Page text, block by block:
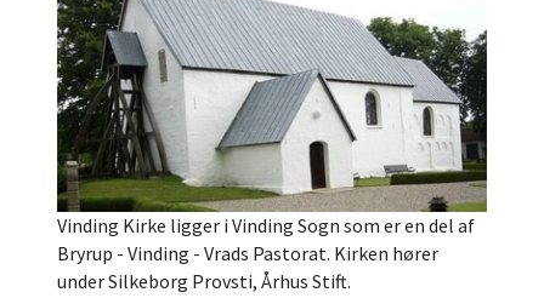
Vinding Kirke ligger i Vinding Sogn som er en del af
Bryrup - Vinding - Vrads Pastorat. Kirken hører
under Silkeborg Provsti, Århus Stift.